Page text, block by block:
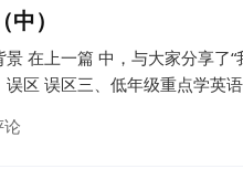
）
在上一篇 中，与大家分享了
区 误区三、低年级重点学英
论